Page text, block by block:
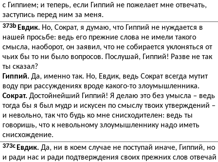
с Гиппием; и теперь, если Гиппий не пожелает мне отвечать,
заступись перед ним за меня.
373b Евдик. Но, Сократ, я думаю, что Гиппий не нуждается в
нашей просьбе: ведь его прежние слова не имели такого
смысла, наоборот, он заявил, что не собирается уклоняться от
чьих бы то ни было вопросов. Послушай, Гиппий! Разве не так
ты сказал?
Гиппий. Да, именно так. Но, Евдик, ведь Сократ всегда мутит
воду при рассуждениях вроде какого-то злоумышленника.
Сократ. Достойнейший Гиппий! Я делаю это без умысла – ведь
тогда бы я был мудр и искусен по смыслу твоих утверждений –
и невольно, так что будь ко мне снисходителен: ведь ты
говоришь, что к невольному злоумышленнику надо иметь
снисхождение.
373c Евдик. Да, ни в коем случае не поступай иначе, Гиппий, но
и ради нас и ради подтверждения своих прежних слов отвечай